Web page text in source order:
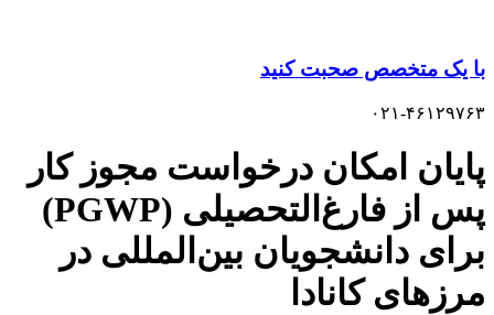
با یک متخصص صحبت کنید
۰۲۱-۴۶۱۲۹۷۶۳
پایان امکان درخواست مجوز کار
پس از فارغ‌التحصیلی (PGWP)
برای دانشجویان بین‌المللی در
مرزهای کانادا